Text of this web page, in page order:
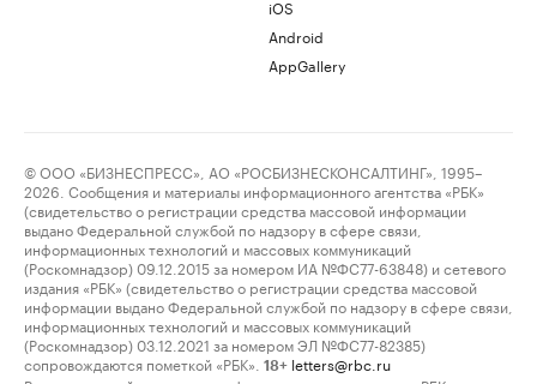
iOS
Android
AppGallery
© ООО «БИЗНЕСПРЕСС», АО «РОСБИЗНЕСКОНСАЛТИНГ», 1995–
2026. Сообщения и материалы информационного агентства «РБК»
(свидетельство о регистрации средства массовой информации
выдано Федеральной службой по надзору в сфере связи,
информационных технологий и массовых коммуникаций
(Роскомнадзор) 09.12.2015 за номером ИА №ФС77-63848) и сетевого
издания «РБК» (свидетельство о регистрации средства массовой
информации выдано Федеральной службой по надзору в сфере связи,
информационных технологий и массовых коммуникаций
(Роскомнадзор) 03.12.2021 за номером ЭЛ №ФС77-82385)
сопровождаются пометкой «РБК».
18+ letters@rbc.ru